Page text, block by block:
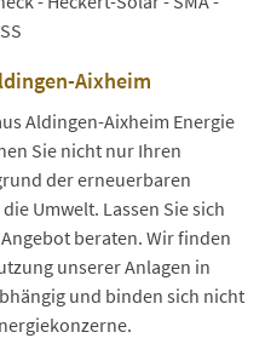
Aixheim
Aldingen-Aixheim Energie
Sie nicht nur Ihren
der erneuerbaren
Umwelt. Lassen Sie sich
beraten. Wir finden
unserer Anlagen in
und binden sich nicht